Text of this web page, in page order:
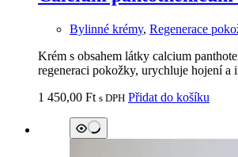
Bylinné krémy, Regenerace
Krém s obsahem látky calcium
regeneraci pokožky, urychluje hojení a
1 450,00 Ft s DPH Přidat do košíku